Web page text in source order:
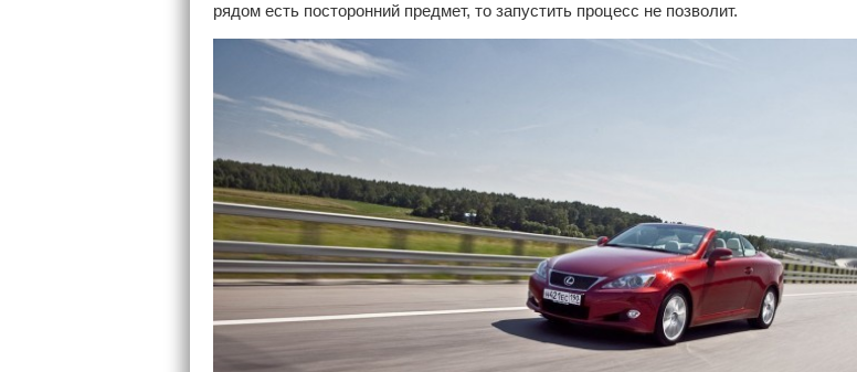
рядом есть посторонний предмет, то запустить процесс не позволит.